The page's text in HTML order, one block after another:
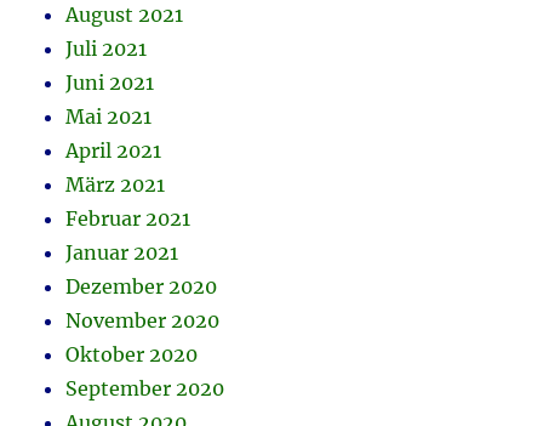
August 2021
Juli 2021
Juni 2021
Mai 2021
April 2021
März 2021
Februar 2021
Januar 2021
Dezember 2020
November 2020
Oktober 2020
September 2020